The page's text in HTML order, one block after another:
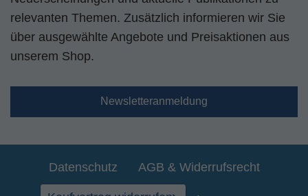
relevanten Themen. Zusätzlich informieren wir Sie
über ausgewählte Angebote und Preisaktionen aus
unserem Shop.
Newsletteranmeldung
Datenschutz AGB & Widerrufsrecht